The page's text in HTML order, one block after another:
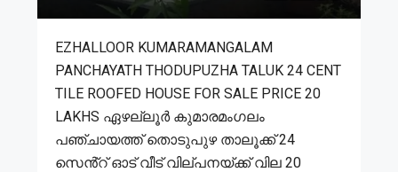
EZHALLOOR KUMARAMANGALAM
PANCHAYATH THODUPUZHA TALUK 24 CENT
TILE ROOFED HOUSE FOR SALE PRICE 20
LAKHS ഏഴല്ലൂർ കുമാരമംഗലം
പഞ്ചായത്ത് തൊടുപുഴ താലൂക്ക് 24
സെൻ്റ് ഓട് വീട് വില്പനയ്ക്ക് വില 20